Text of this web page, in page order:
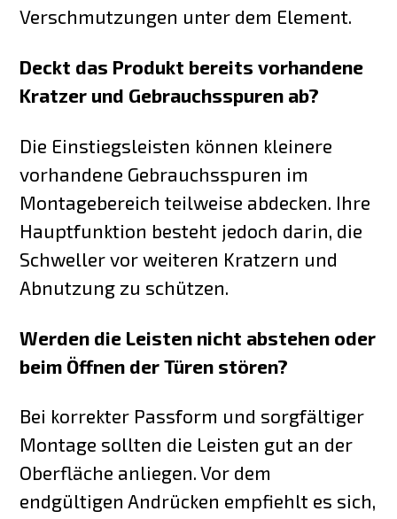
Verschmutzungen unter dem Element.
Deckt das Produkt bereits vorhandene
Kratzer und Gebrauchsspuren ab?
Die Einstiegsleisten können kleinere
vorhandene Gebrauchsspuren im
Montagebereich teilweise abdecken. Ihre
Hauptfunktion besteht jedoch darin, die
Schweller vor weiteren Kratzern und
Abnutzung zu schützen.
Werden die Leisten nicht abstehen oder
beim Öffnen der Türen stören?
Bei korrekter Passform und sorgfältiger
Montage sollten die Leisten gut an der
Oberfläche anliegen. Vor dem
endgültigen Andrücken empfiehlt es sich,